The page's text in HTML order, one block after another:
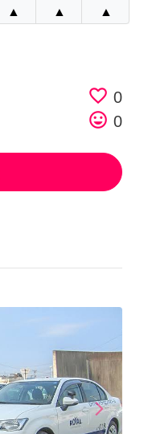
▲ ▲ ▲
favorite_border 0
tag_faces 0
arrow_forward_iosNext